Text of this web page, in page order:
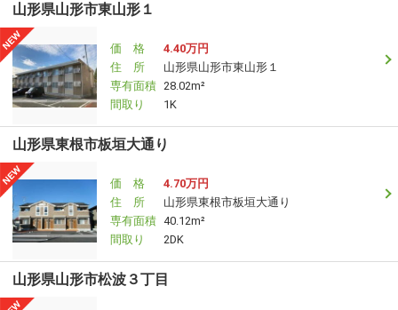
山形県山形市東山形１
価 格
4.40万円
住 所
山形県山形市東山形１
専有面積 28.02m²
間取り
1K
山形県東根市板垣大通り
価 格
4.70万円
住 所
山形県東根市板垣大通り
専有面積 40.12m²
間取り
2DK
山形県山形市松波３丁目